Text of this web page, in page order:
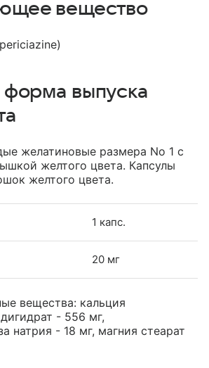
вещество
форма выпуска
желатиновые размера No 1 с
желтого цвета. Капсулы
желтого цвета.
1 капс.
20 мг
вещества: кальция
- 556 мг,
натрия - 18 мг, магния стеарат